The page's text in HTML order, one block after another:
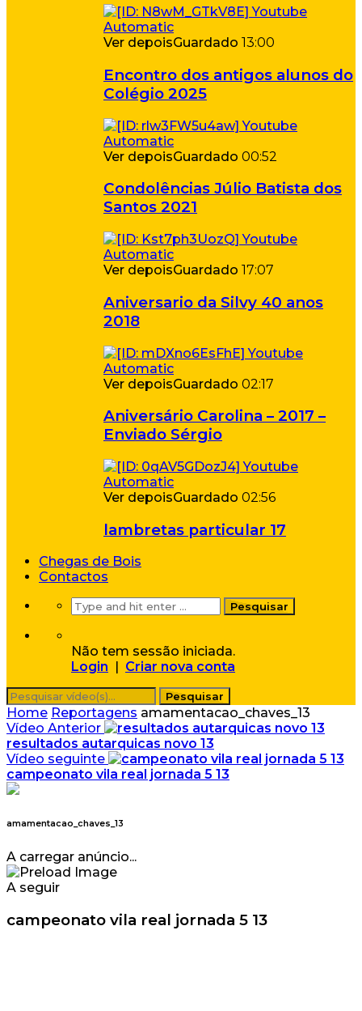
Ver depoisGuardado 13:00
Encontro dos antigos alunos do
Colégio 2025
Ver depoisGuardado 00:52
Condolências Júlio Batista dos
Santos 2021
Ver depoisGuardado 17:07
Aniversario da Silvy 40 anos
2018
Ver depoisGuardado 02:17
Aniversário Carolina – 2017 –
Enviado Sérgio
Ver depoisGuardado 02:56
lambretas particular 17
Chegas de Bois
Contactos
Não tem sessão iniciada.
Login
Criar nova conta
Home Reportagens amamentacao_chaves_13
Vídeo Anterior
resultados autarquicas novo 13
Vídeo seguinte
campeonato vila real jornada 5 13
amamentacao_chaves_13
A carregar anúncio...
A seguir
campeonato vila real jornada 5 13